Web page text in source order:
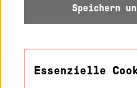
Barrierefreiheit
Speichern
Essenzielle